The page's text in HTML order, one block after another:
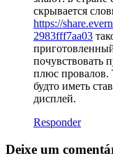
скрывается
https://
2983fff7aa03
почувствовать
плюс провалов.
будто иметь
дисплей.
Responder
Deixe um